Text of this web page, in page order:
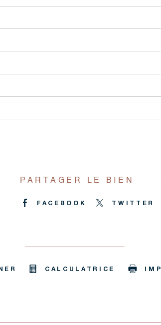
PARTAGER LE BIEN
FACEBOOK TWITTER
CALCULATRICE